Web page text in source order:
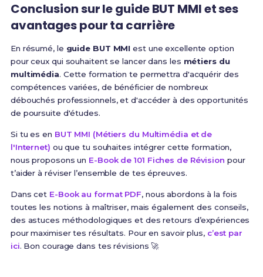
Conclusion sur le guide BUT MMI et ses
avantages pour ta carrière
En résumé, le guide BUT MMI est une excellente option
pour ceux qui souhaitent se lancer dans les métiers du
multimédia. Cette formation te permettra d'acquérir des
compétences variées, de bénéficier de nombreux
débouchés professionnels, et d'accéder à des opportunités
de poursuite d'études.
Si tu es en BUT MMI (Métiers du Multimédia et de
l'Internet) ou que tu souhaites intégrer cette formation,
nous proposons un E-Book de 101 Fiches de Révision pour
t’aider à réviser l’ensemble de tes épreuves.
Dans cet E-Book au format PDF, nous abordons à la fois
toutes les notions à maîtriser, mais également des conseils,
des astuces méthodologiques et des retours d’expériences
pour maximiser tes résultats. Pour en savoir plus, c’est par
ici. Bon courage dans tes révisions 🚀